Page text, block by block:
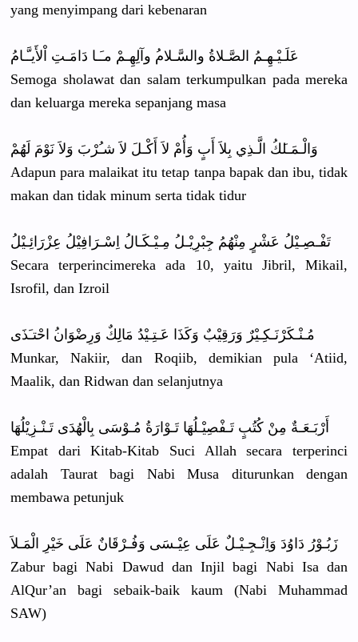
yang menyimpang dari kebenaran
عَلَـيْـهِـمُ الصَّـلاةُ والسَّـلام ُ وآلِهِـمْ مـَـا دَامَـتِ اْلأَيـَّـامُ
Semoga sholawat dan salam terkumpulkan pada mereka
dan keluarga mereka sepanjang masa
وَالْـمَـلَكُ الَّـذِي بِلاَ أَبٍ وَأُمْ لاَ أَكْـلَ لاَ شـُرْبَ وَلاَ نَوْمَ لَهُمْ
Adapun para malaikat itu tetap tanpa bapak dan ibu, tidak
makan dan tidak minum serta tidak tidur
تَفْـصِـيْلُ عَشْرٍ مِنْهُمُ جِبْرِيْـل ُ مِـيْـكَـالُ اِسْـرَافِيْلُ عِزْرَائِـيْلُ
Secara terperincimereka ada 10, yaitu Jibril, Mikail,
Isrofil, dan Izroil
مُـنْـكَرْ نَـكِـيْرٌ وَرَقِيْبٌ وَكَذَا عَـتِـيْدُ مَالِكٌ وَرِضْوَان ُ احْتـَذَى
Munkar, Nakiir, dan Roqiib, demikian pula ‘Atiid,
Maalik, dan Ridwan dan selanjutnya
أَرْبَـعَـةٌ مِنْ كُتُبٍ تَـفْصِيْـلُهَا تَـوْارَةُ مُـوْسَى بِالْهُدَى تَـنْـزِيْلُهَا
Empat dari Kitab-Kitab Suci Allah secara terperinci
adalah Taurat bagi Nabi Musa diturunkan dengan
membawa petunjuk
زَبُـوْرُ دَاوُدَ وَاِنْـجِـيْـلٌ عَلَى عِيْـسَى وَفُـرْقَانٌ عَلَى خَيْرِ الْمَـلاَ
Zabur bagi Nabi Dawud dan Injil bagi Nabi Isa dan
AlQur’an bagi sebaik-baik kaum (Nabi Muhammad
SAW)